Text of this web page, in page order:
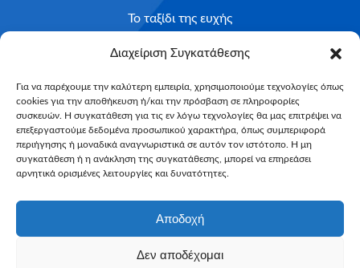
Διαχείριση Συγκατάθεσης
Για να παρέχουμε την καλύτερη εμπειρία, χρησιμοποιούμε τεχνολογίες όπως
cookies για την αποθήκευση ή/και την πρόσβαση σε πληροφορίες
συσκευών. Η συγκατάθεση για τις εν λόγω τεχνολογίες θα μας επιτρέψει να
επεξεργαστούμε δεδομένα προσωπικού χαρακτήρα, όπως συμπεριφορά
περιήγησης ή μοναδικά αναγνωριστικά σε αυτόν τον ιστότοπο. Η μη
συγκατάθεση ή η ανάκληση της συγκατάθεσης, μπορεί να επηρεάσει
αρνητικά ορισμένες λειτουργίες και δυνατότητες.
Αποδοχή
Δεν αποδέχομαι
Το ταξίδι της ευχής
Κριτήρια Καταλληλότητας
Υποβολή Αιτήματος
NEWSLETTER
Email*